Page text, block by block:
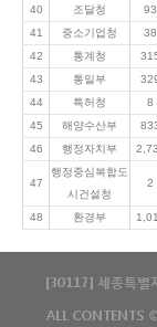
40
조달청 93
41
중소기업청 38
42
통계청
43
통일부
44
특허청 8
45
해양수산부
46
행정자치부
47
행정중심복합도
시건설청
2
48 환경부
[30117] 세종특별
ALL CONTENTS